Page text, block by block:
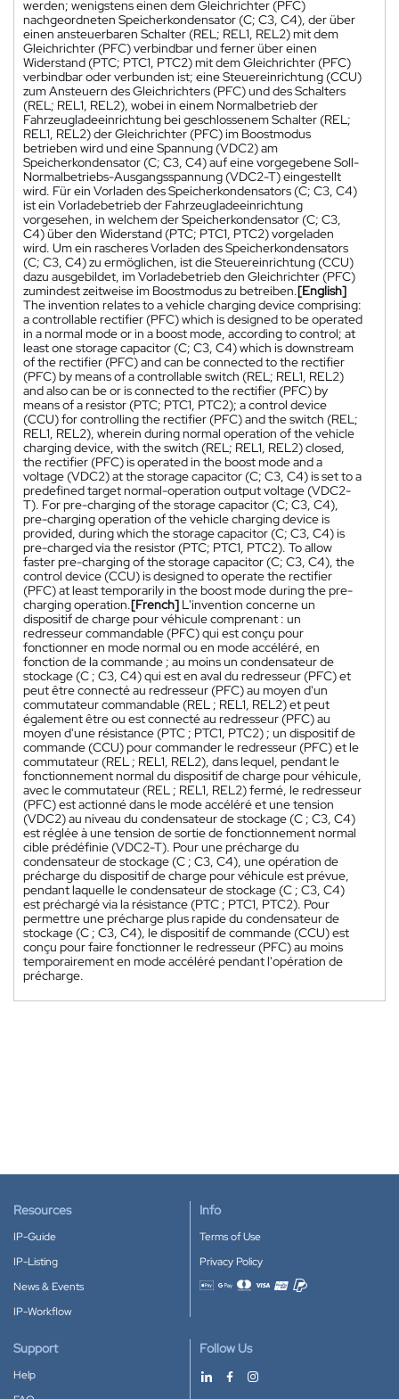
werden; wenigstens einen dem Gleichrichter (PFC)
nachgeordneten Speicherkondensator (C; C3, C4), der über
einen ansteuerbaren Schalter (REL; REL1, REL2) mit dem
Gleichrichter (PFC) verbindbar und ferner über einen
Widerstand (PTC; PTC1, PTC2) mit dem Gleichrichter (PFC)
verbindbar oder verbunden ist; eine Steuereinrichtung (CCU)
zum Ansteuern des Gleichrichters (PFC) und des Schalters
(REL; REL1, REL2), wobei in einem Normalbetrieb der
Fahrzeugladeeinrichtung bei geschlossenem Schalter (REL;
REL1, REL2) der Gleichrichter (PFC) im Boostmodus
betrieben wird und eine Spannung (VDC2) am
Speicherkondensator (C; C3, C4) auf eine vorgegebene Soll-
Normalbetriebs-Ausgangsspannung (VDC2-T) eingestellt
wird. Für ein Vorladen des Speicherkondensators (C; C3, C4)
ist ein Vorladebetrieb der Fahrzeugladeeinrichtung
vorgesehen, in welchem der Speicherkondensator (C; C3,
C4) über den Widerstand (PTC; PTC1, PTC2) vorgeladen
wird. Um ein rascheres Vorladen des Speicherkondensators
(C; C3, C4) zu ermöglichen, ist die Steuereinrichtung (CCU)
dazu ausgebildet, im Vorladebetrieb den Gleichrichter (PFC)
zumindest zeitweise im Boostmodus zu betreiben.[English]
The invention relates to a vehicle charging device comprising:
a controllable rectifier (PFC) which is designed to be operated
in a normal mode or in a boost mode, according to control; at
least one storage capacitor (C; C3, C4) which is downstream
of the rectifier (PFC) and can be connected to the rectifier
(PFC) by means of a controllable switch (REL; REL1, REL2)
and also can be or is connected to the rectifier (PFC) by
means of a resistor (PTC; PTC1, PTC2); a control device
(CCU) for controlling the rectifier (PFC) and the switch (REL;
REL1, REL2), wherein during normal operation of the vehicle
charging device, with the switch (REL; REL1, REL2) closed,
the rectifier (PFC) is operated in the boost mode and a
voltage (VDC2) at the storage capacitor (C; C3, C4) is set to a
predefined target normal-operation output voltage (VDC2-
T). For pre-charging of the storage capacitor (C; C3, C4),
pre-charging operation of the vehicle charging device is
provided, during which the storage capacitor (C; C3, C4) is
pre-charged via the resistor (PTC; PTC1, PTC2). To allow
faster pre-charging of the storage capacitor (C; C3, C4), the
control device (CCU) is designed to operate the rectifier
(PFC) at least temporarily in the boost mode during the pre-
charging operation.[French] L'invention concerne un
dispositif de charge pour véhicule comprenant : un
redresseur commandable (PFC) qui est conçu pour
fonctionner en mode normal ou en mode accéléré, en
fonction de la commande ; au moins un condensateur de
stockage (C ; C3, C4) qui est en aval du redresseur (PFC) et
peut être connecté au redresseur (PFC) au moyen d'un
commutateur commandable (REL ; REL1, REL2) et peut
également être ou est connecté au redresseur (PFC) au
moyen d'une résistance (PTC ; PTC1, PTC2) ; un dispositif de
commande (CCU) pour commander le redresseur (PFC) et le
commutateur (REL ; REL1, REL2), dans lequel, pendant le
fonctionnement normal du dispositif de charge pour véhicule,
avec le commutateur (REL ; REL1, REL2) fermé, le redresseur
(PFC) est actionné dans le mode accéléré et une tension
(VDC2) au niveau du condensateur de stockage (C ; C3, C4)
est réglée à une tension de sortie de fonctionnement normal
cible prédéfinie (VDC2-T). Pour une précharge du
condensateur de stockage (C ; C3, C4), une opération de
précharge du dispositif de charge pour véhicule est prévue,
pendant laquelle le condensateur de stockage (C ; C3, C4)
est préchargé via la résistance (PTC ; PTC1, PTC2). Pour
permettre une précharge plus rapide du condensateur de
stockage (C ; C3, C4), le dispositif de commande (CCU) est
conçu pour faire fonctionner le redresseur (PFC) au moins
temporairement en mode accéléré pendant l'opération de
précharge.
Resources
IP-Guide
IP-Listing
News & Events
IP-Workflow
Info
Terms of Use
Privacy Policy
Accepted payment methods
Support
Help
Follow Us